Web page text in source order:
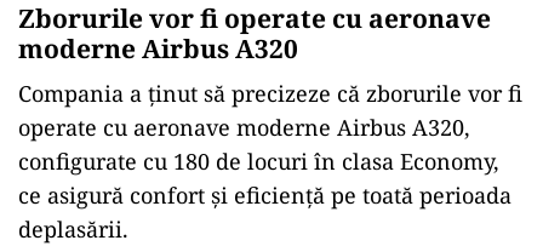
Zborurile vor fi operate cu aeronave
moderne Airbus A320
Compania a ținut să precizeze că zborurile vor fi
operate cu aeronave moderne Airbus A320,
configurate cu 180 de locuri în clasa Economy,
ce asigură confort și eficiență pe toată perioada
deplasării.